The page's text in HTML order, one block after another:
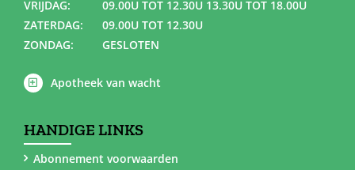
VRIJDAG:
09.00U TOT 12.30U 13.30U TOT 18.00U
ZATERDAG:
09.00U TOT 12.30U
ZONDAG:
GESLOTEN
Apotheek van wacht
HANDIGE LINKS
Abonnement voorwaarden